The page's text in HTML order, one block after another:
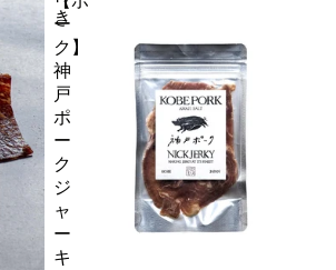
き
ー
ク】
神
戸
ポ
ー
ク
ジ
ャ
ー
キ